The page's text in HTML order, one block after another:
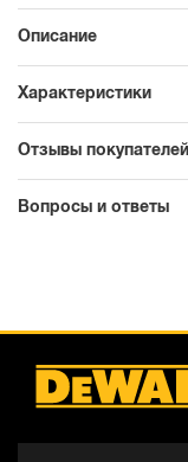
Описание
Характеристики
Отзывы покупателей
Вопросы и ответы